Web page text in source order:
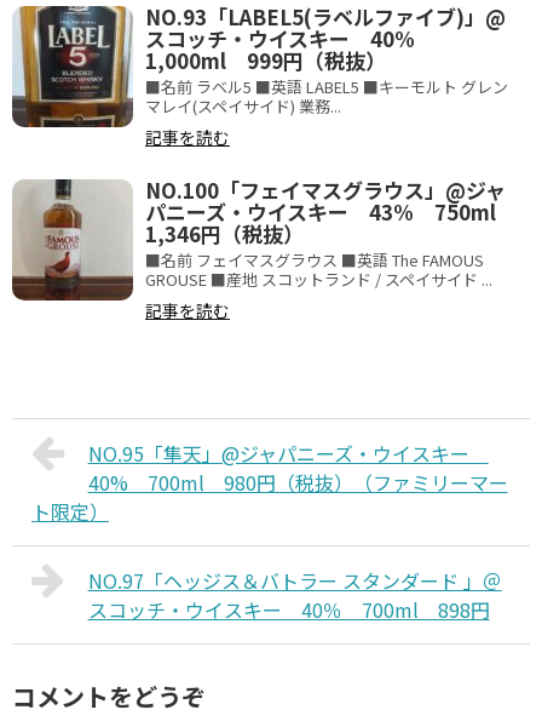
NO.93「LABEL5(ラベルファイブ)」@
スコッチ・ウイスキー 40%
1,000ml 999円（税抜）
■名前 ラベル5 ■英語 LABEL5 ■キーモルト グレン
マレイ(スペイサイド) 業務...
記事を読む
NO.100「フェイマスグラウス」@ジャ
パニーズ・ウイスキー 43% 750ml
1,346円（税抜）
■名前 フェイマスグラウス ■英語 The FAMOUS
GROUSE ■産地 スコットランド / スペイサイド ...
記事を読む
NO.95「隼天」@ジャパニーズ・ウイスキー
40% 700ml 980円（税抜）（ファミリーマー
ト限定）
NO.97「ヘッジス＆バトラー スタンダード 」＠
スコッチ・ウイスキー 40％ 700ml 898円
コメントをどうぞ